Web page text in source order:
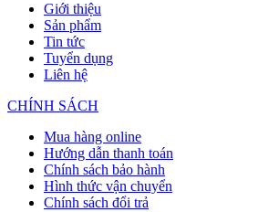
Giới thiệu
Sản phẩm
Tin tức
Tuyển dụng
Liên hệ
CHÍNH SÁCH
Mua hàng online
Hướng dẫn thanh toán
Chính sách bảo hành
Hình thức vận chuyển
Chính sách đổi trả